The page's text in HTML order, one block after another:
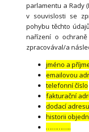
parlamentu a Rady
v souvislosti se
pohybu těchto
nařízení o
zpracovával/a
jméno a
emailovou
telefonní číslo
fakturační
dodací adresu
historii
…………..